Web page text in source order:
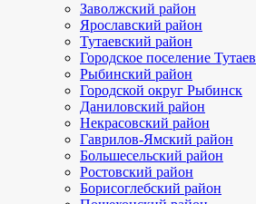
Заволжский район
Ярославский район
Тутаевский район
Городское поселение Тутаев
Рыбинский район
Городской округ Рыбинск
Даниловский район
Некрасовский район
Гаврилов-Ямский район
Большесельский район
Ростовский район
Борисоглебский район